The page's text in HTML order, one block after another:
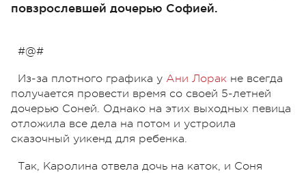
повзрослевшей дочерью Софией.
#@#
Из-за плотного графика у Ани Лорак не всегда
получается провести время со своей 5-летней
дочерью Соней. Однако на этих выходных певица
отложила все дела на потом и устроила
сказочный уикенд для ребенка.
Так, Каролина отвела дочь на каток, и Соня